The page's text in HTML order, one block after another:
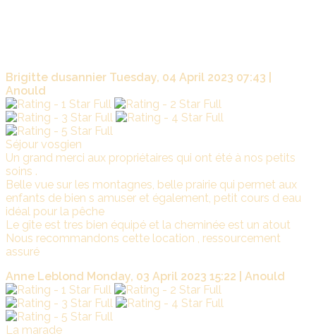
Brigitte dusannier Tuesday, 04 April 2023 07:43 |
Anould
Séjour vosgien
Un grand merci aux propriétaires qui ont été à nos petits
soins .
Belle vue sur les montagnes, belle prairie qui permet aux
enfants de bien s amuser et également, petit cours d eau
idéal pour la pêche
Le gîte est tres bien équipé et la cheminée est un atout
Nous recommandons cette location , ressourcement
assuré
Anne Leblond Monday, 03 April 2023 15:22 | Anould
La marade